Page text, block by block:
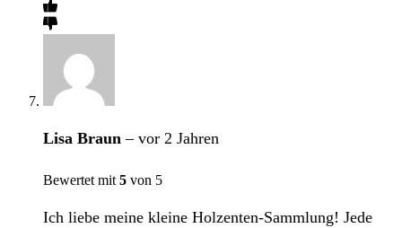
Lisa Braun– vor 2 Jahren
Bewertet mit 5 von 5
Ich liebe meine kleine Holzenten-Sammlung! Jede